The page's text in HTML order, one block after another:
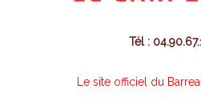
Tél :
Le site officiel du